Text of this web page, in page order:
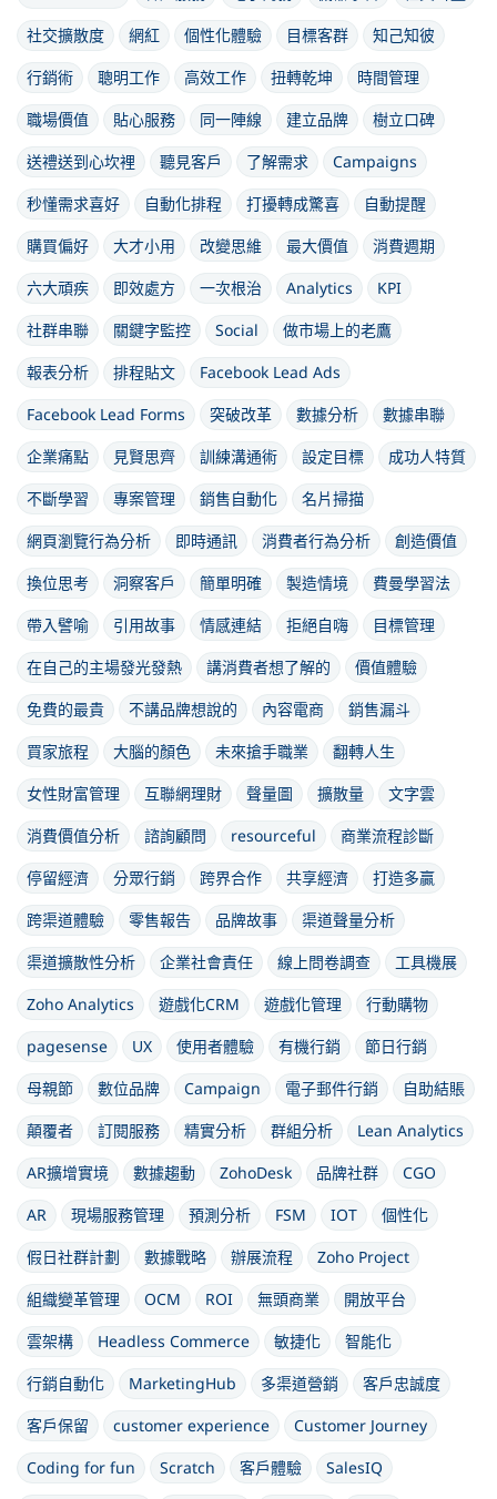
社交擴散度
網紅 個性化體驗 目標客群
知己知彼
行銷術
聰明工作 高效工作 扭轉乾坤
時間管理
職場價值
貼心服務 同一陣線 建立品牌
樹立口碑
送禮送到心坎裡
聽見客戶 了解需求
Campaigns
秒懂需求喜好
自動化排程 打擾轉成驚喜
自動提醒
購買偏好
大才小用 改變思維 最大價值
消費週期
六大頑疾
即效處方 一次根治 Analytics
KPI
社群串聯
關鍵字監控 Social
做市場上的老鷹
報表分析
排程貼文
Facebook Lead Ads
Facebook Lead Forms
突破改革 數據分析
數據串聯
企業痛點
見賢思齊 訓練溝通術 設定目標
成功人特質
不斷學習
專案管理 銷售自動化
名片掃描
網頁瀏覽行為分析
即時通訊 消費者行為分析
創造價值
換位思考
洞察客戶 簡單明確 製造情境
費曼學習法
帶入譬喻
引用故事 情感連結 拒絕自嗨
目標管理
在自己的主場發光發熱
講消費者想了解的
價值體驗
免費的最貴
不講品牌想說的 內容電商
銷售漏斗
買家旅程
大腦的顏色 未來搶手職業
翻轉人生
女性財富管理
互聯網理財 聲量圖 擴散量
文字雲
消費價值分析
諮詢顧問 resourceful
商業流程診斷
停留經濟
分眾行銷 跨界合作 共享經濟
打造多贏
跨渠道體驗
零售報告 品牌故事
渠道聲量分析
渠道擴散性分析
企業社會責任 線上問卷調查
工具機展
Zoho Analytics
遊戲化CRM 遊戲化管理
行動購物
pagesense
UX 使用者體驗 有機行銷
節日行銷
母親節
數位品牌 Campaign 電子郵件行銷
自助結賬
顛覆者
訂閱服務 精實分析 群組分析
Lean Analytics
AR擴增實境
數據趨動 ZohoDesk 品牌社群
CGO
AR
現場服務管理 預測分析 FSM IOT
個性化
假日社群計劃
數據戰略 辦展流程
Zoho Project
組織變革管理
OCM ROI 無頭商業
開放平台
雲架構
Headless Commerce 敏捷化
智能化
行銷自動化
MarketingHub 多渠道營銷
客戶忠誠度
客戶保留
customer experience
Customer Journey
Coding for fun
Scratch 客戶體驗
SalesIQ